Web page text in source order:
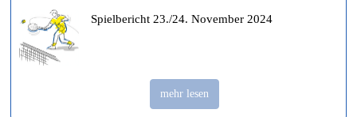
Spielbericht 23./24. November 2024
mehr lesen